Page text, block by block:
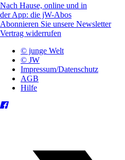
Nach Hause, online und in
der App: die jW-Abos
Abonnieren Sie unsere Newsletter
Vertrag widerrufen
© junge Welt
© JW
Impressum/Datenschutz
AGB
Hilfe